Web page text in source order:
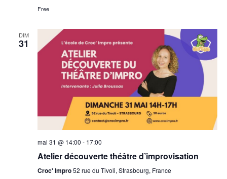
Free
DIM
31
mai 31 @ 14:00 - 17:00
Atelier découverte théâtre d’improvisation
Croc' Impro52 rue du Tivoli, Strasbourg, France